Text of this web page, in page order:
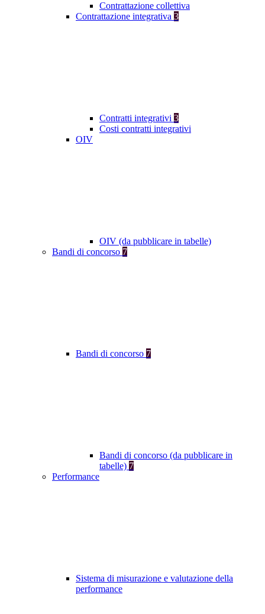
Contrattazione collettiva
Contrattazione integrativa 3
Contratti integrativi 3
Costi contratti integrativi
OIV
OIV (da pubblicare in tabelle)
Bandi di concorso 7
Bandi di concorso 7
Bandi di concorso (da pubblicare in
tabelle) 7
Performance
Sistema di misurazione e valutazione della
performance